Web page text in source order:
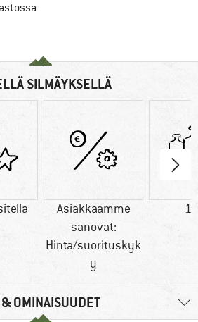
Trustpilot -sertifiointi - lue lisää tästä!
SILMÄYKSELLÄ
Asiakkaamme
sanovat:
Hinta/suorituskyk
y
OMINAISUUDET